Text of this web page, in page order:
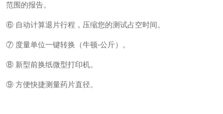
范围的报告。
⑥ 自动计算退片行程，压缩您的测试占空时间。
⑦ 度量单位一键转换（牛顿-公斤）。
⑧ 新型前换纸微型打印机。
⑨ 方便快捷测量药片直径。